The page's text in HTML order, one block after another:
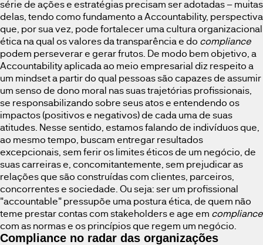
série de ações e estratégias precisam ser adotadas – muitas
delas, tendo como fundamento a Accountability, perspectiva
que, por sua vez, pode fortalecer uma cultura organizacional
ética na qual os valores da transparência e do compliance
podem perseverar e gerar frutos. De modo bem objetivo, a
Accountability aplicada ao meio empresarial diz respeito a
um mindset a partir do qual pessoas são capazes de assumir
um senso de dono moral nas suas trajetórias profissionais,
se responsabilizando sobre seus atos e entendendo os
impactos (positivos e negativos) de cada uma de suas
atitudes. Nesse sentido, estamos falando de indivíduos que,
ao mesmo tempo, buscam entregar resultados
excepcionais, sem ferir os limites éticos de um negócio, de
suas carreiras e, concomitantemente, sem prejudicar as
relações que são construídas com clientes, parceiros,
concorrentes e sociedade. Ou seja: ser um profissional
"accountable" pressupõe uma postura ética, de quem não
teme prestar contas com stakeholders e age em compliance
com as normas e os princípios que regem um negócio.
Compliance no radar das organizações